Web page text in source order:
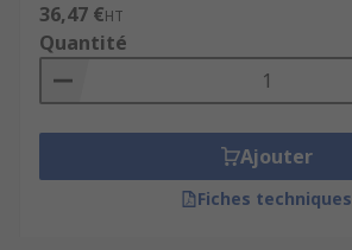
36,47 €HT
Quantité
Ajouter
Fiches techniques